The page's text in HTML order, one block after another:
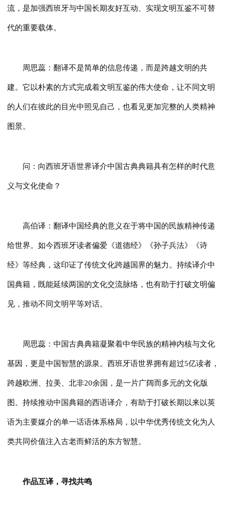
流，是加强西班牙与中国长期友好互动、实现文明互鉴不可替
代的重要载体。
周思蕊：翻译不是简单的信息传递，而是跨越文明的共
建。它以朴素的方式完成着文明互鉴的伟大使命，让不同文明
的人们在彼此的目光中照见自己，也看见更加完整的人类精神
图景。
问：向西班牙语世界译介中国古典典籍具有怎样的时代意
义与文化使命？
高伯译：翻译中国经典的意义在于将中国的民族精神传递
给世界。如今西班牙读者偏爱《道德经》《孙子兵法》《诗
经》等经典，这印证了传统文化跨越国界的魅力。持续译介中
国典籍，既能延续两国的文化交流脉络，也有助于打破文明偏
见，推动不同文明平等对话。
周思蕊：中国古典典籍凝聚着中华民族的精神内核与文化
基因，更是中国智慧的源泉。西班牙语世界拥有超过5亿读者，
跨越欧洲、拉美、北非20余国，是一片广阔而多元的文化版
图。持续推动中国典籍的西语译介，有助于打破长期以来以英
语为主要媒介的单一话语体系格局，以中华优秀传统文化为人
类共同价值注入古老而鲜活的东方智慧。
作品互译，寻找共鸣